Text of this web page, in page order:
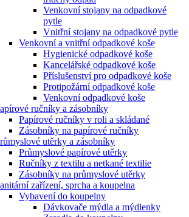
Venkovní stojany na odpadkové
pytle
Vnitřní stojany na odpadkové pytle
Venkovní a vnitřní odpadkové koše
Hygienické odpadkové koše
Kancelářské odpadkové koše
Příslušenství pro odpadkové koše
Protipožární odpadkové koše
Venkovní odpadkové koše
ručníky a zásobníky
Papírové ručníky v roli a skládané
Zásobníky na papírové ručníky
utěrky a zásobníky
Průmyslové papírové utěrky
Ručníky z textilu a netkané textilie
Zásobníky na průmyslové utěrky
zařízení, sprcha a koupelna
Vybavení do koupelny
Dávkovače mýdla a mýdlenky